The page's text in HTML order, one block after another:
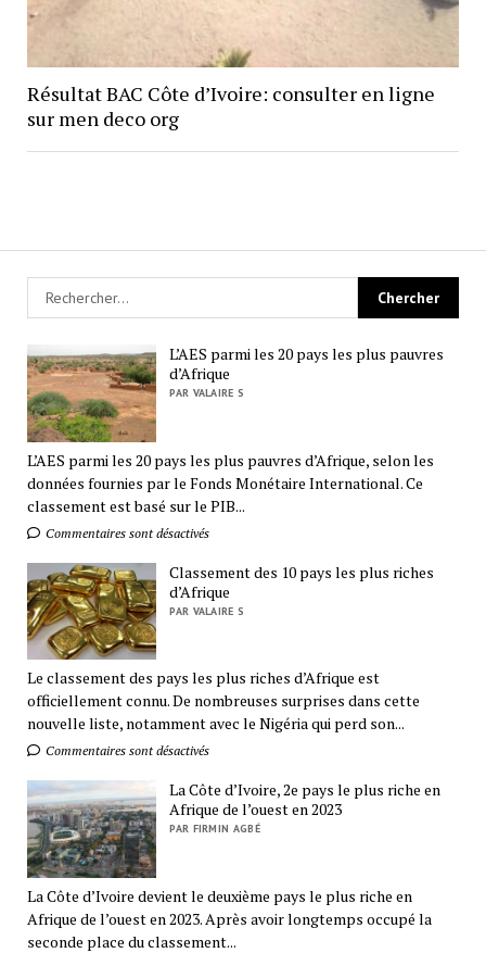
Résultat BAC Côte d’Ivoire: consulter en ligne
sur men deco org
L’AES parmi les 20 pays les plus pauvres
d’Afrique
PAR VALAIRE S
L’AES parmi les 20 pays les plus pauvres d’Afrique, selon les
données fournies par le Fonds Monétaire International. Ce
classement est basé sur le PIB...
Commentaires sont désactivés
Classement des 10 pays les plus riches
d’Afrique
PAR VALAIRE S
Le classement des pays les plus riches d’Afrique est
officiellement connu. De nombreuses surprises dans cette
nouvelle liste, notamment avec le Nigéria qui perd son...
Commentaires sont désactivés
La Côte d’Ivoire, 2e pays le plus riche en
Afrique de l’ouest en 2023
PAR FIRMIN AGBÉ
La Côte d’Ivoire devient le deuxième pays le plus riche en
Afrique de l’ouest en 2023. Après avoir longtemps occupé la
seconde place du classement...